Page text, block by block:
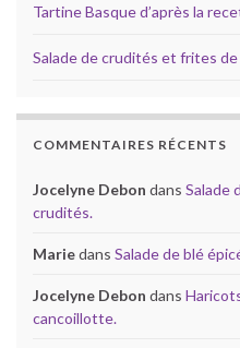
Tartine Basque d’après la
Salade de crudités et frites
COMMENTAIRES RÉCENTS
Jocelyne Debon dans Salade
crudités.
Mariedans Salade de blé
Jocelyne Debon dans
cancoillotte.